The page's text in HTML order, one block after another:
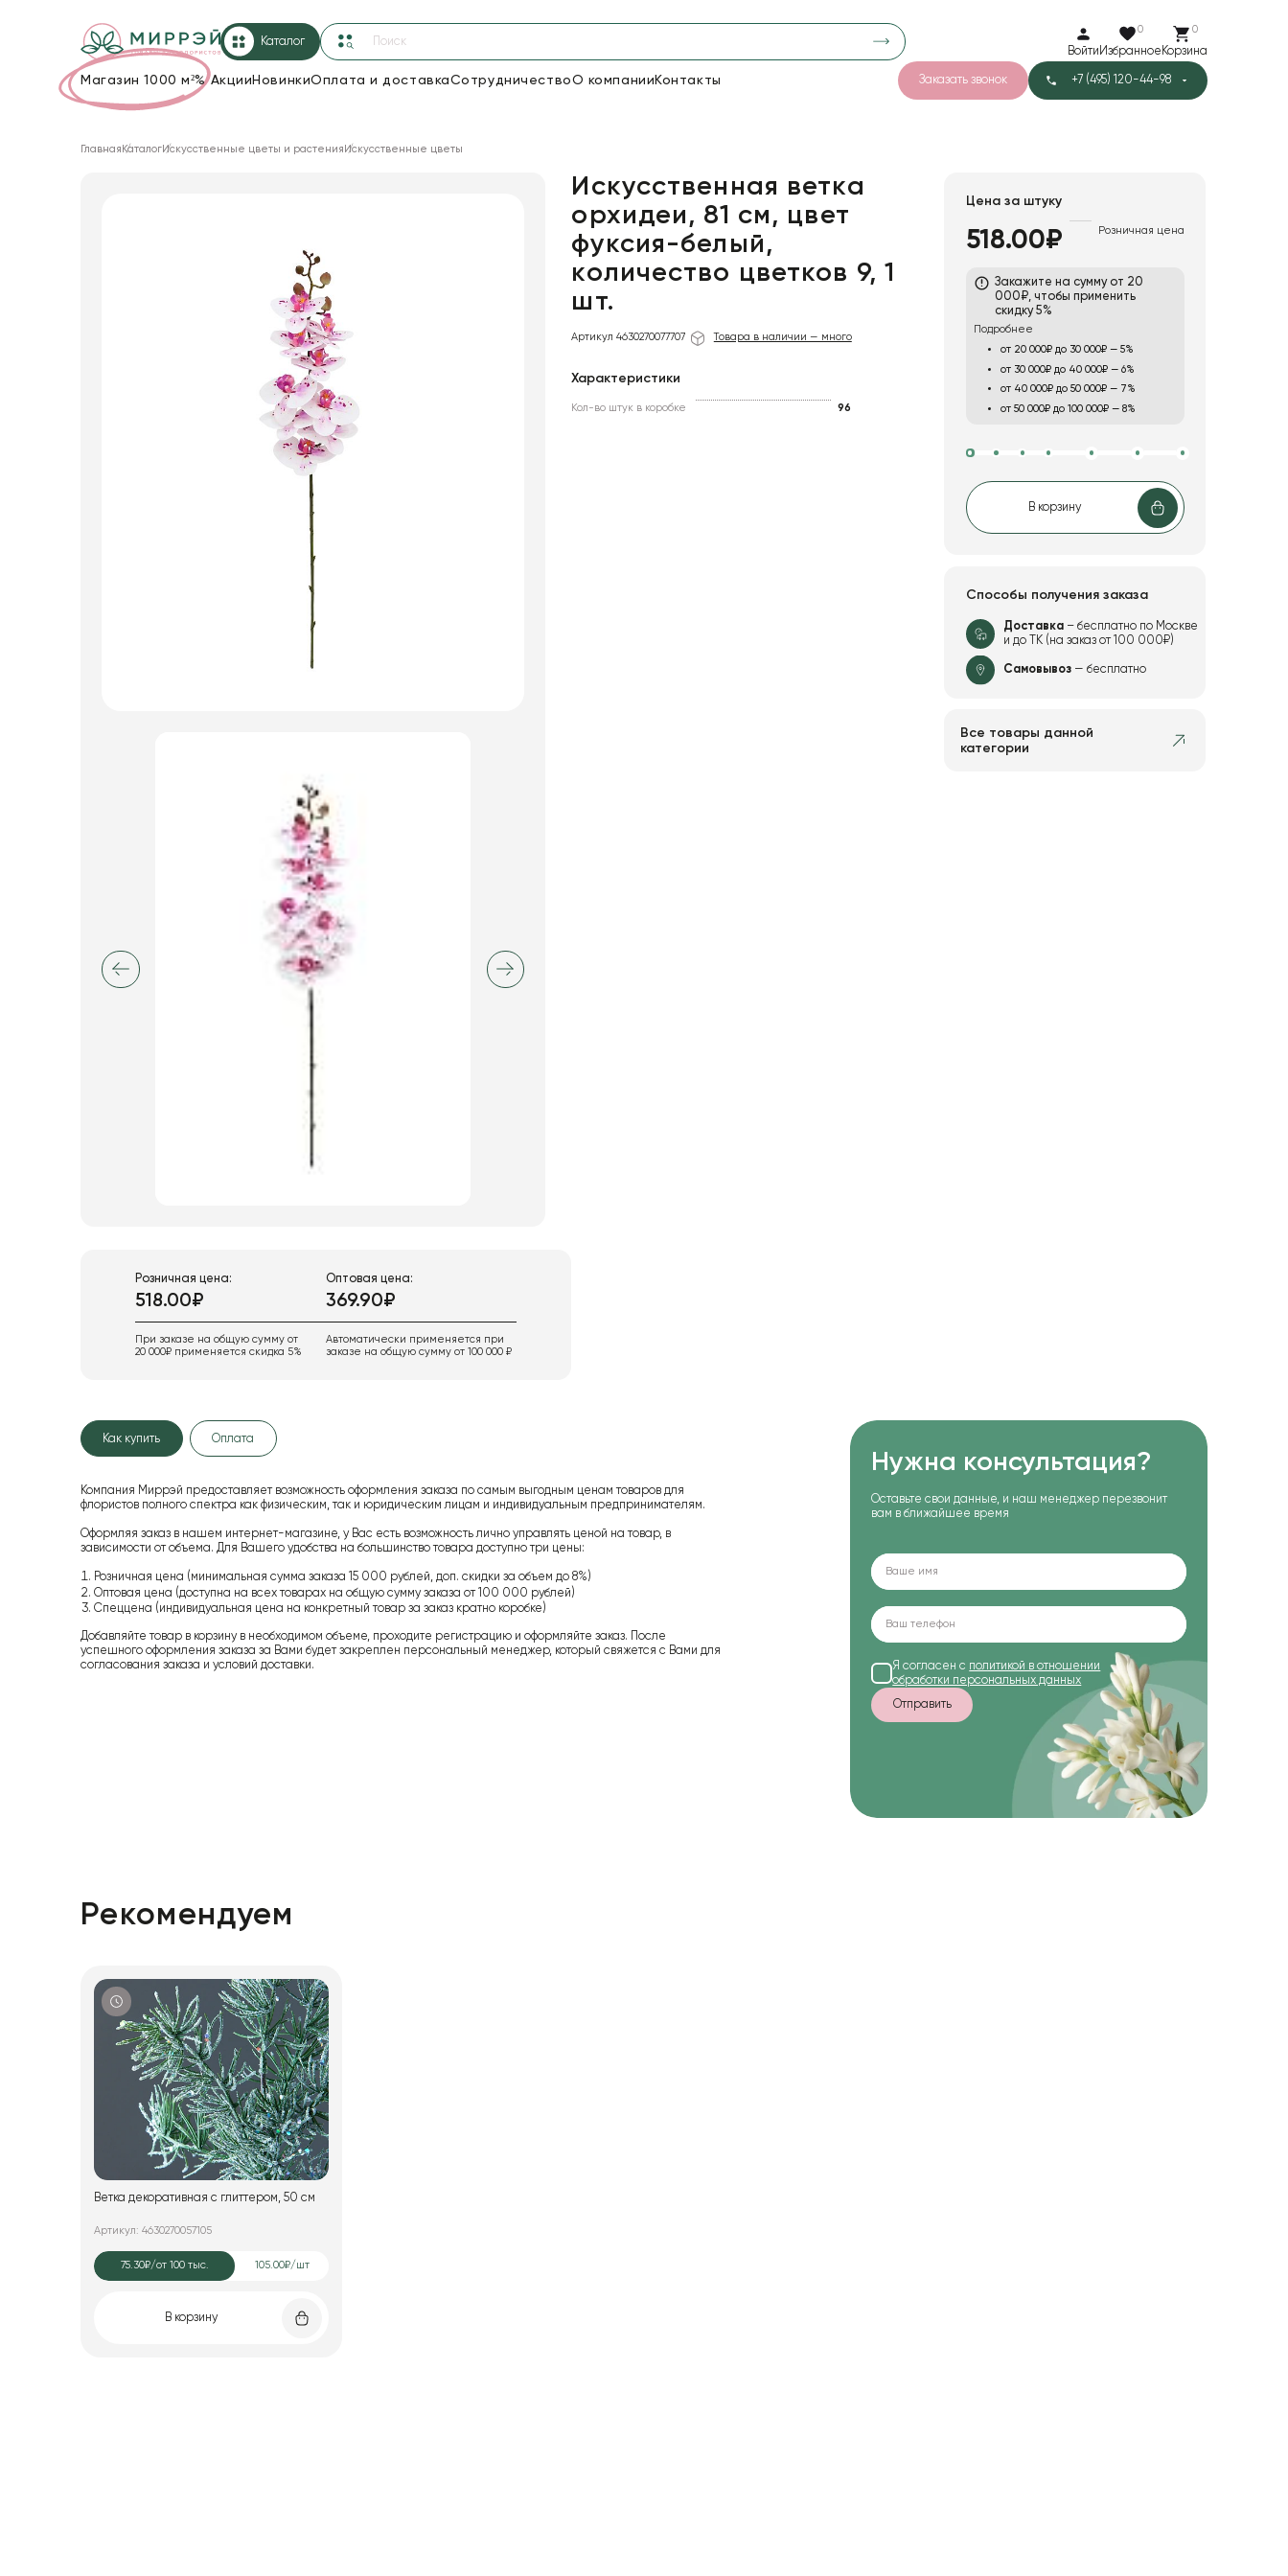
Каталог
Войти
0
Избранное
0
Корзина
Магазин 1000 м²%Акции НовинкиОплата и доставкаСотрудничествоО компании Контакты Заказать звонок +7 (495) 120-44-98
Пленка
18
Сетка
Главная КаталогИскусственные цветы и растения Искусственные цветы
Искусственная ветка
орхидеи, 81 см, цвет
фуксия-белый,
количество цветков 9, 1
шт.
Артикул 4630270077707 Товара в наличии — много
Характеристики
Кол-во штук в коробке 96
Розничная цена:
518.00₽
При заказе на общую сумму от
20 000₽ применяется скидка 5%
Оптовая цена:
369.90₽
Автоматически применяется при
заказе на общую сумму от 100 000 ₽
Цена за штуку
518.00₽ Розничная цена
Закажите на сумму от 20
000₽, чтобы применить
скидку 5%
Подробнее
от 20 000₽ до 30 000₽ — 5%
от 30 000₽ до 40 000₽ — 6%
от 40 000₽ до 50 000₽ — 7%
от 50 000₽ до 100 000₽ — 8%
В корзину
Способы получения заказа
Доставка– бесплатно по Москве
и до ТК (на заказ от 100 000₽)
Самовывоз— бесплатно
Все товары данной
категории
Как купить Оплата
Компания Миррэй предоставляет возможность оформления заказа по самым выгодным ценам товаров для
флористов полного спектра как физическим, так и юридическим лицам и индивидуальным предпринимателям.
Оформляя заказ в нашем интернет-магазине, у Вас есть возможность лично управлять ценой на товар, в
зависимости от объема. Для Вашего удобства на большинство товара доступно три цены:
Розничная цена (минимальная сумма заказа 15 000 рублей, доп. скидки за объем до 8%)
Оптовая цена (доступна на всех товарах на общую сумму заказа от 100 000 рублей)
Спеццена (индивидуальная цена на конкретный товар за заказ кратно коробке)
Добавляйте товар в корзину в необходимом объеме, проходите регистрацию и оформляйте заказ. После
успешного оформления заказа за Вами будет закреплен персональный менеджер, который свяжется с Вами для
согласования заказа и условий доставки.
Нужна консультация?
Оставьте свои данные, и наш менеджер перезвонит
вам в ближайшее время
Я согласен с политикой в отношении
обработки персональных данных
Отправить
Рекомендуем
Ветка декоративная с глиттером, 50 см
Артикул: 4630270057105
75.30₽/от 100 тыс. 105.00₽/шт
В корзину